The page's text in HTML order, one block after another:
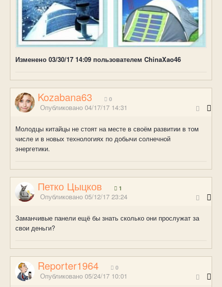
Изменено 03/30/17 14:09 пользователем ChinaXao46
Kozabana63 0
Опубликовано 04/17/17 14:31
Молодцы китайцы не стоят на месте в своём развитии в том
числе и в новых технологиях по добычи солнечной
энергетики.
Петко Цыцков 1
Опубликовано 05/12/17 23:24
Заманчивые панели ещё бы знать сколько они прослужат за
свои деньги?
Reporter1964 0
Опубликовано 05/24/17 10:01